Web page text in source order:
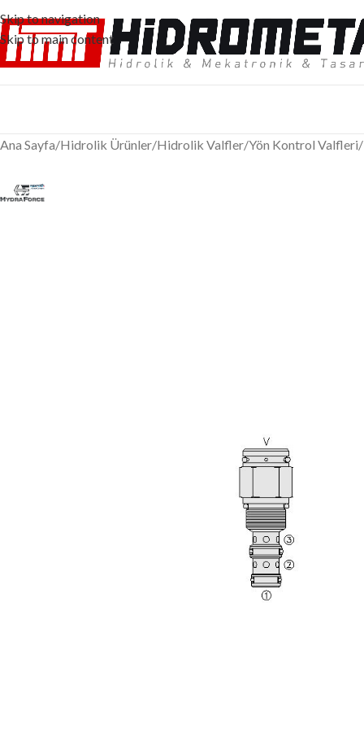
Skip to navigation
Skip to main content
Ana Sayfa/Hidrolik Ürünler/Hidrolik Valfler/Yön Kontrol Valfleri/